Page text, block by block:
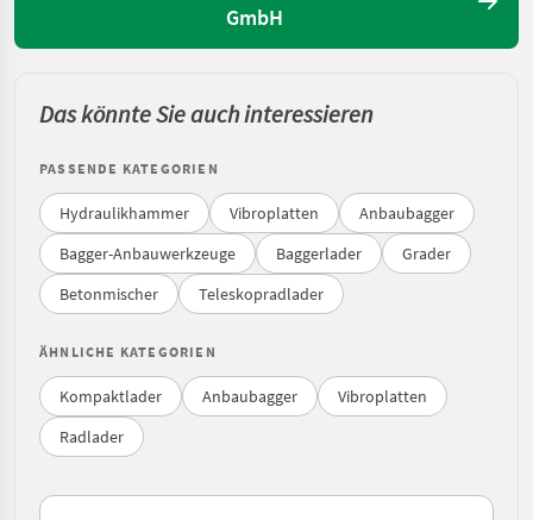
GmbH
Das könnte Sie auch interessieren
PASSENDE KATEGORIEN
Hydraulikhammer Vibroplatten
Anbaubagger
Bagger-Anbauwerkzeuge
Baggerlader
Grader
Betonmischer
Teleskopradlader
ÄHNLICHE KATEGORIEN
Kompaktlader Anbaubagger
Vibroplatten
Radlader